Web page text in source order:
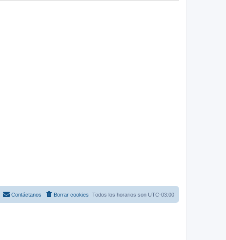
Todos los horarios son UTC-03:00
Borrar cookies
Contáctanos